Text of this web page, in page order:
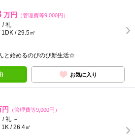
万円 （管理費等9,000円）
/ 礼 －
1DK / 29.5㎡
と始めるのびのび新生活☆
) お気に入り
円 （管理費等9,000円）
/ 礼 －
1K / 26.4㎡